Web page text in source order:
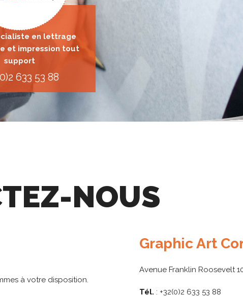
en lettrage
et impression tout
support
633 53 88
NOUS
à votre disposition.
Graphic Art
Avenue Franklin Roosevelt
Tél. : +32(0)2 633 53 88